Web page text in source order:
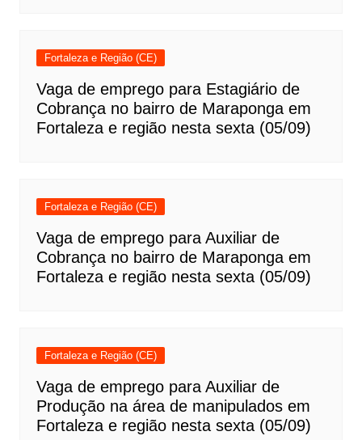
Fortaleza e Região (CE)
Vaga de emprego para Estagiário de
Cobrança no bairro de Maraponga em
Fortaleza e região nesta sexta (05/09)
Fortaleza e Região (CE)
Vaga de emprego para Auxiliar de
Cobrança no bairro de Maraponga em
Fortaleza e região nesta sexta (05/09)
Fortaleza e Região (CE)
Vaga de emprego para Auxiliar de
Produção na área de manipulados em
Fortaleza e região nesta sexta (05/09)